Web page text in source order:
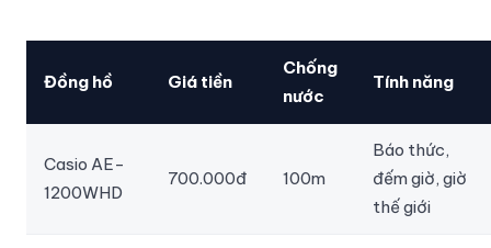
Đồng hồ Giá tiền
Chống
nước
Tính năng
Casio AE-
1200WHD
700.000đ 100m
Báo thức,
đếm giờ, giờ
thế giới